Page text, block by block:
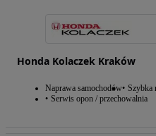
Honda Kolaczek Kraków
Naprawa samochodów Szybka
Serwis opon / przechowalnia